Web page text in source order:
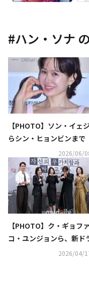
#ハン・ソナ
【PHOTO】ソン・イェ
らシン・ヒョンビンまで
回黄金撮影賞」の授賞式
2026/06/
【PHOTO】ク・ギョフ
コ・ユンジョンら、新ド
「誰だって無価値な自分
2026/04/